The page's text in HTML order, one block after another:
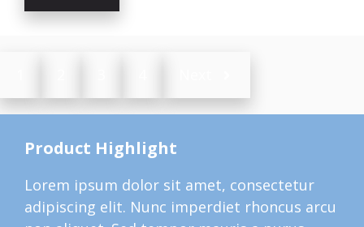
Product Highlight
Lorem ipsum dolor sit amet, consectetur
adipiscing elit. Nunc imperdiet rhoncus arcu